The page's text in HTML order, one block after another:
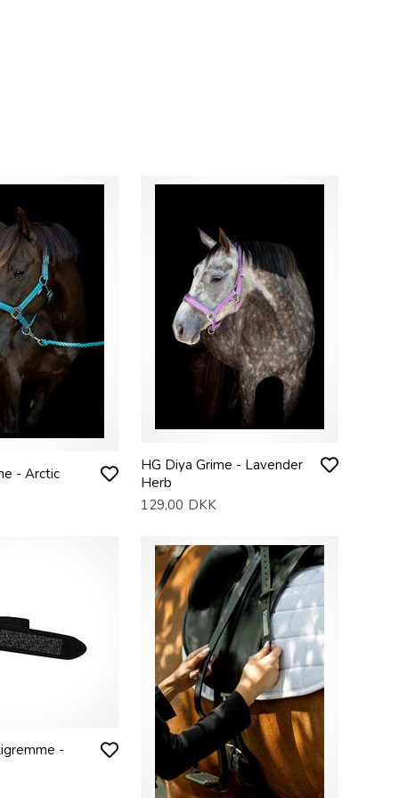
- Arctic
HG Diya Grime - Lavender
Herb
129,00 DKK
-